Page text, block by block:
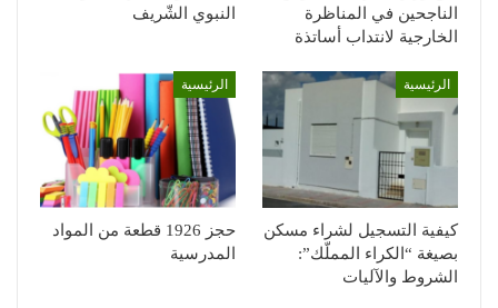
الناجحين في المناظرة
الخارجية لانتداب أساتذة
النبوي الشّريف
الرئيسية
كيفية التسجيل لشراء مسكن
بصيغة “الكراء المملّك”:
الشروط والآليات
الرئيسية
حجز 1926 قطعة من المواد
المدرسية